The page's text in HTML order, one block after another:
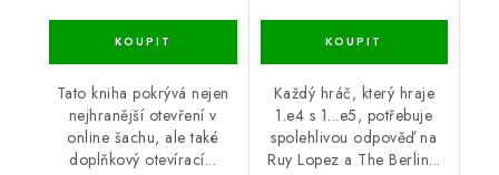
Tato kniha pokrývá nejen
nejhranější otevření v
online šachu, ale také
doplňkový otevírací...
Každý hráč, který hraje
1.e4 s 1...e5, potřebuje
spolehlivou odpověď na
Ruy Lopez a The Berlin...